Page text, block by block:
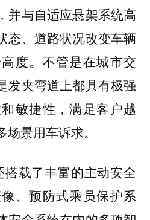
并与自适应悬架系统高
态、道路状况改变车辆
度。不管是在城市交
发夹弯道上都具有极强
敏捷性，满足客户越
景用车诉求。
搭载了丰富的主动安全
、预防式乘员保护系